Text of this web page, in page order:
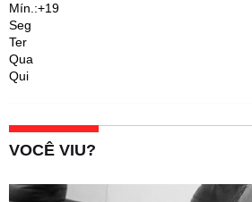
Mín.:+19
Seg
Ter
Qua
Qui
VOCÊ VIU?